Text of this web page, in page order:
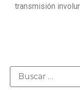
transmisión